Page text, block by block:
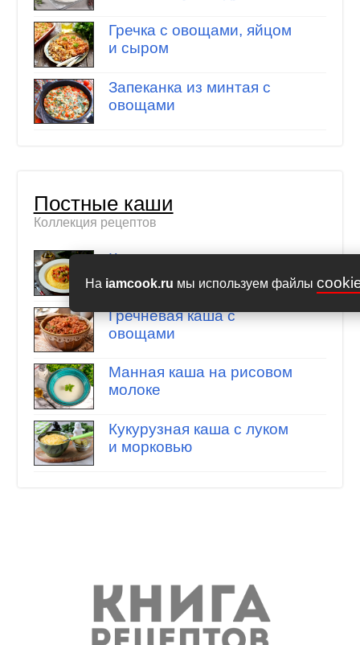
На iamcook.ru мы используем файлы
Гречка с овощами, яйцом
и сыром
Запеканка из минтая с
овощами
Постные каши
Коллекция рецептов
Кукурузная каша с
овощами
Гречневая каша с
овощами
Манная каша на рисовом
молоке
Кукурузная каша с луком
и морковью